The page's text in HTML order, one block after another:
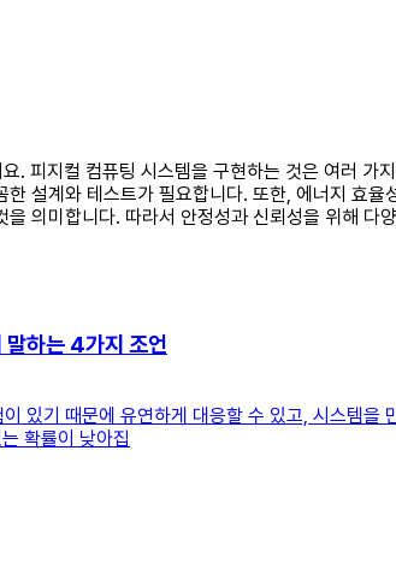
. 피지컬 컴퓨팅 시스템을 구현하는 것은 여러
설계와 테스트가 필요합니다. 또한, 에너지 효
의미합니다. 따라서 안정성과 신뢰성을 위해
말하는 4가지 조언
있기 때문에 유연하게 대응할 수 있고, 시스템
확률이 낮아집